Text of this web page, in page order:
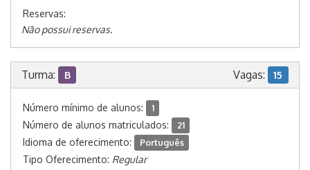
Reservas:
Não possui reservas.
Turma: B Vagas: 15
Número mínimo de alunos: 1
Número de alunos matriculados: 21
Idioma de oferecimento: Português
Tipo Oferecimento: Regular